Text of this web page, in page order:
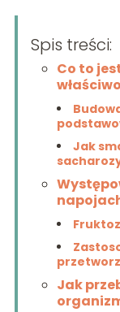
Spis treści:
Co to
Jak
Jak